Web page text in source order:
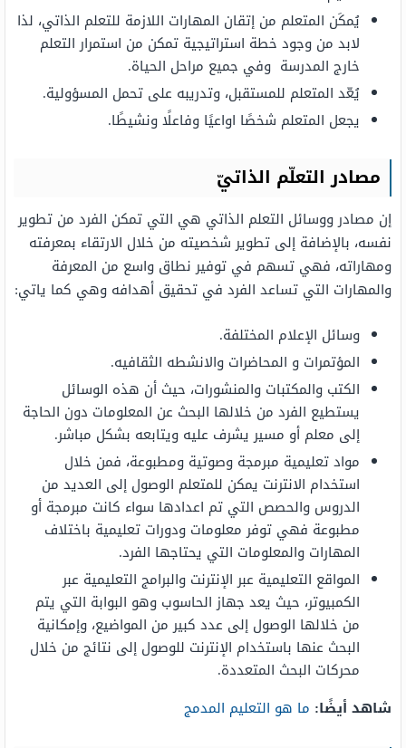
يُمكَن المتعلم من إتقان المهارات اللازمة للتعلم الذاتي، لذا
لابد من وجود خطة استراتيجية تمكن من استمرار التعلم
خارج المدرسة وفي جميع مراحل الحياة.
يُعّد المتعلم للمستقبل، وتدريبه على تحمل المسؤولية.
يجعل المتعلم شخصًا اواعيًا وفاعلًا ونشيطًا.
مصادر التعلّم الذاتيّ
إن مصادر ووسائل التعلم الذاتي هي التي تمكن الفرد من تطوير
نفسه، بالإضافة إلى تطوير شخصيته من خلال الارتقاء بمعرفته
ومهاراته، فهي تسهم في توفير نطاق واسع من المعرفة
والمهارات التي تساعد الفرد في تحقيق أهدافه وهي كما ياتي:
وسائل الإعلام المختلفة.
المؤتمرات و المحاضرات والانشطه الثقافيه.
الكتب والمكتبات والمنشورات، حيث أن هذه الوسائل
يستطيع الفرد من خلالها البحث عن المعلومات دون الحاجة
إلى معلم أو مسير يشرف عليه ويتابعه بشكل مباشر.
مواد تعليمية مبرمجة وصوتية ومطبوعة، فمن خلال
استخدام الانترنت يمكن للمتعلم الوصول إلى العديد من
الدروس والحصص التي تم اعدادها سواء كانت مبرمجة أو
مطبوعة فهي توفر معلومات ودورات تعليمية باختلاف
المهارات والمعلومات التي يحتاجها الفرد.
المواقع التعليمية عبر الإنترنت والبرامج التعليمية عبر
الكمبيوتر، حيث يعد جهاز الحاسوب وهو البوابة التي يتم
من خلالها الوصول إلى عدد كبير من المواضيع، وإمكانية
البحث عنها باستخدام الإنترنت للوصول إلى نتائج من خلال
محركات البحث المتعددة.
شاهد أيضًا: ما هو التعليم المدمج